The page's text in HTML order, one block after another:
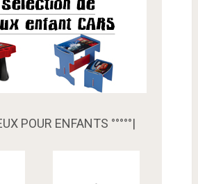
POUR ENFANTS °°°°°|